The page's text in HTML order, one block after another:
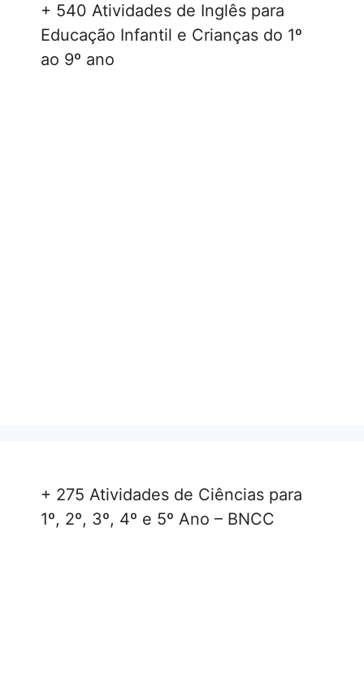
+ 540 Atividades de Inglês para
Educação Infantil e Crianças do 1º
ao 9º ano
+ 275 Atividades de Ciências para
1º, 2º, 3º, 4º e 5º Ano – BNCC